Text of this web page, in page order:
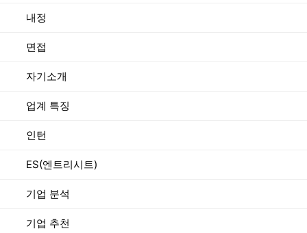
내정
면접
자기소개
업계 특징
인턴
ES(엔트리시트)
기업 분석
기업 추천